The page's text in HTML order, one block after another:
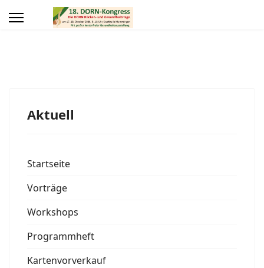
Aktuell
Startseite
Vorträge
Workshops
Programmheft
Kartenvorverkauf